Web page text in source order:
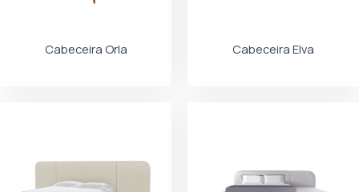
Cabeceira Orla Cabeceira Elva